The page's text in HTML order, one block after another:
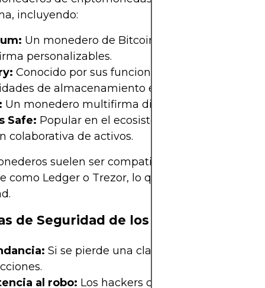
incluyendo:
Un monedero de Bitcoin consolidado con
personalizables.
Conocido por sus funciones de seguridad
de almacenamiento en frío.
Un monedero multifirma dirigido a instituciones.
Safe: Popular en el ecosistema Ethereum para
colaborativa de activos.
suelen ser compatibles con monederos
como Ledger o Trezor, lo que mejora aún más
de Seguridad de los Monederos
Si se pierde una clave, otras pueden
al robo: Los hackers deben comprometer